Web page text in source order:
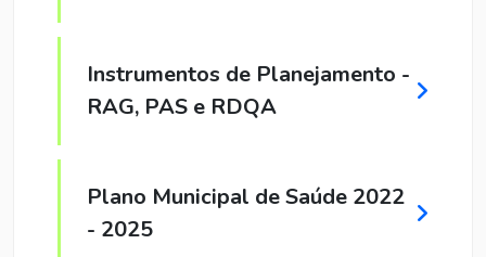
Instrumentos de Planejamento -
RAG, PAS e RDQA
Plano Municipal de Saúde 2022
- 2025